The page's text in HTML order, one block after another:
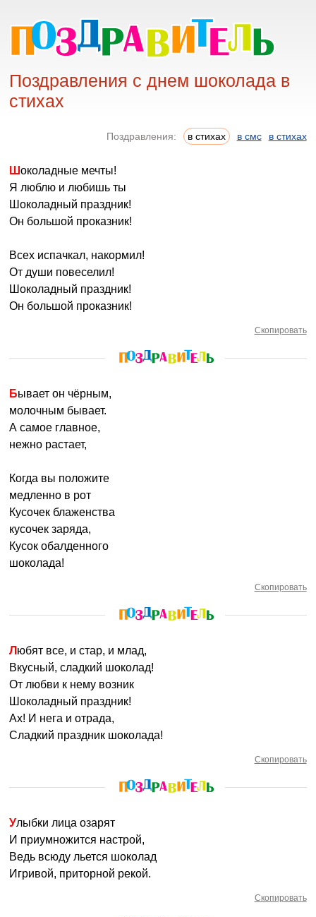
Поздравления с днем шоколада в
стихах
Поздравления: в стихах в смс в стихах
Шоколадные мечты!
Я люблю и любишь ты
Шоколадный праздник!
Он большой проказник!
Всех испачкал, накормил!
От души повеселил!
Шоколадный праздник!
Он большой проказник!
Скопировать
Бывает он чёрным,
молочным бывает.
А самое главное,
нежно растает,
Когда вы положите
медленно в рот
Кусочек блаженства
кусочек заряда,
Кусок обалденного
шоколада!
Скопировать
Любят все, и стар, и млад,
Вкусный, сладкий шоколад!
От любви к нему возник
Шоколадный праздник!
Ах! И нега и отрада,
Сладкий праздник шоколада!
Скопировать
Улыбки лица озарят
И приумножится настрой,
Ведь всюду льется шоколад
Игривой, приторной рекой.
Скопировать